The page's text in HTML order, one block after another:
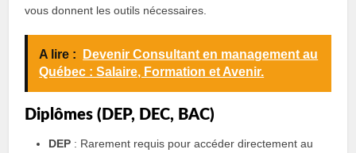
vous donnent les outils nécessaires.
A lire :
Devenir Consultant en management au
Québec : Salaire, Formation et Avenir.
Diplômes (DEP, DEC, BAC)
DEP : Rarement requis pour accéder directement au